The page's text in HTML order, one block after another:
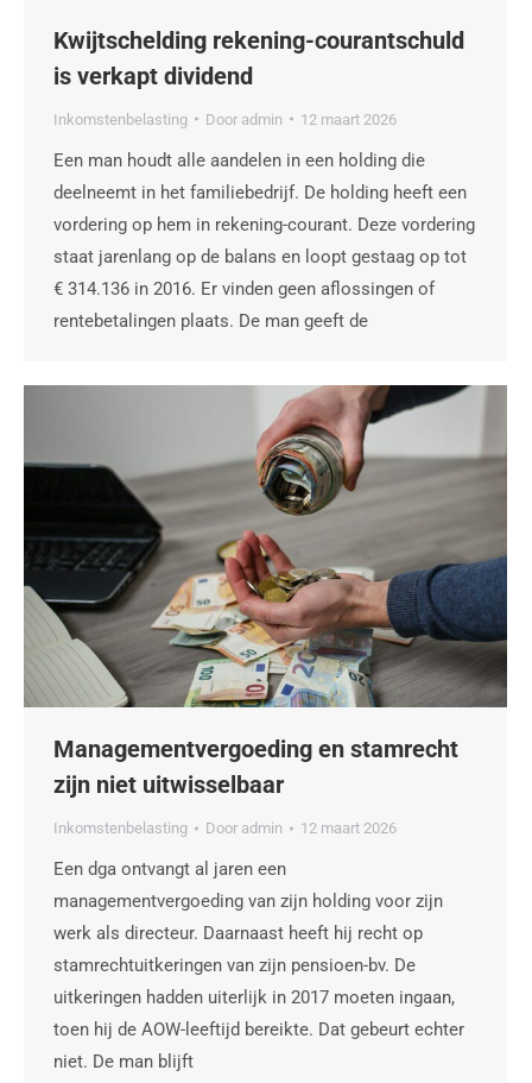
Kwijtschelding rekening-courantschuld
is verkapt dividend
Inkomstenbelasting Door admin 12 maart 2026
Een man houdt alle aandelen in een holding die
deelneemt in het familiebedrijf. De holding heeft een
vordering op hem in rekening-courant. Deze vordering
staat jarenlang op de balans en loopt gestaag op tot
€ 314.136 in 2016. Er vinden geen aflossingen of
rentebetalingen plaats. De man geeft de
Managementvergoeding en stamrecht
zijn niet uitwisselbaar
Inkomstenbelasting Door admin 12 maart 2026
Een dga ontvangt al jaren een
managementvergoeding van zijn holding voor zijn
werk als directeur. Daarnaast heeft hij recht op
stamrechtuitkeringen van zijn pensioen-bv. De
uitkeringen hadden uiterlijk in 2017 moeten ingaan,
toen hij de AOW-leeftijd bereikte. Dat gebeurt echter
niet. De man blijft